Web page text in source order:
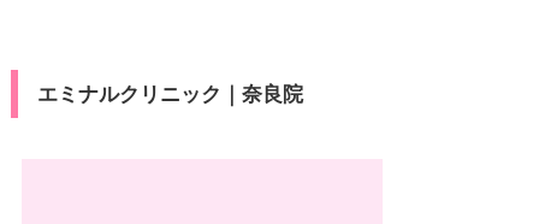
エミナルクリニック｜奈良院